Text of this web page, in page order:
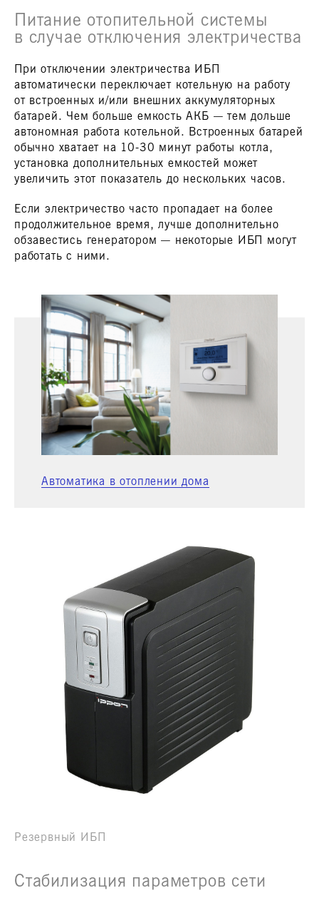
Питание отопительной системы
в случае отключения электричества
При отключении электричества ИБП
автоматически переключает котельную на работу
от встроенных и/или внешних аккумуляторных
батарей. Чем больше емкость АКБ — тем дольше
автономная работа котельной. Встроенных батарей
обычно хватает на 10-30 минут работы котла,
установка дополнительных емкостей может
увеличить этот показатель до нескольких часов.
Если электричество часто пропадает на более
продолжительное время, лучше дополнительно
обзавестись генератором — некоторые ИБП могут
работать с ними.
Автоматика в отоплении дома
Резервный ИБП
Стабилизация параметров сети